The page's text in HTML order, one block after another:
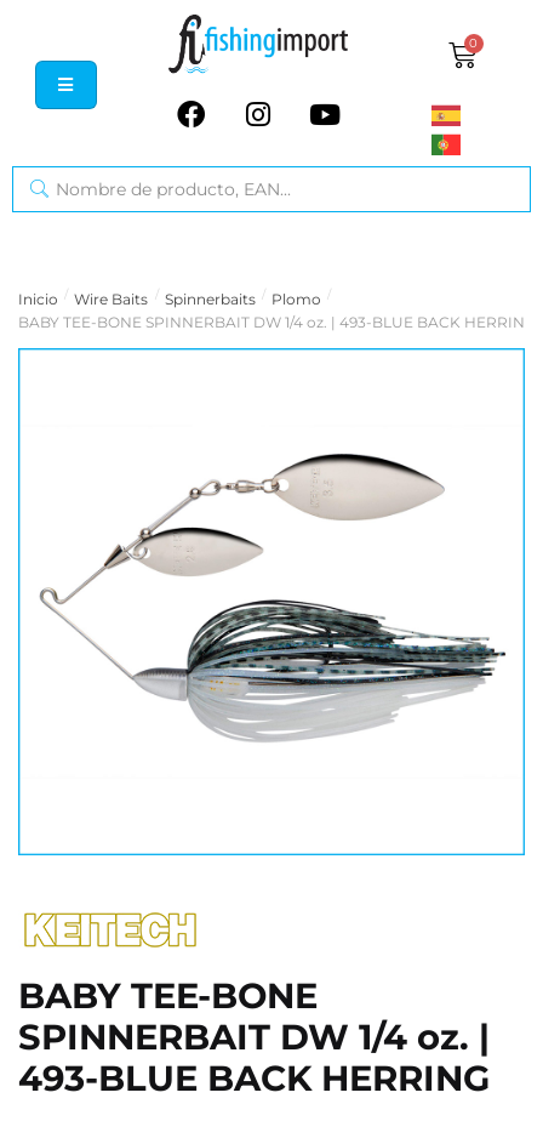
0
Inicio / Wire Baits / Spinnerbaits / Plomo /
BABY TEE-BONE SPINNERBAIT DW 1/4 oz. | 493-BLUE BACK HERRING
BABY TEE-BONE
SPINNERBAIT DW 1/4 oz. |
493-BLUE BACK HERRING